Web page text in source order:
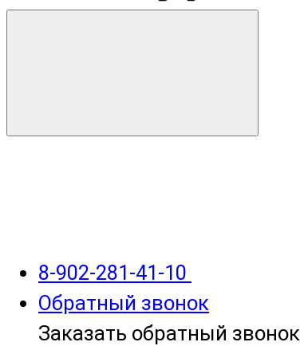
8-902-281-41-10
Обратный звонок
Заказать обратный звонок